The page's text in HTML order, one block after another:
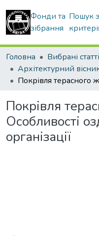
Фонди та
зібрання
Пошук
Головна
Покрівля
Особливості
організації